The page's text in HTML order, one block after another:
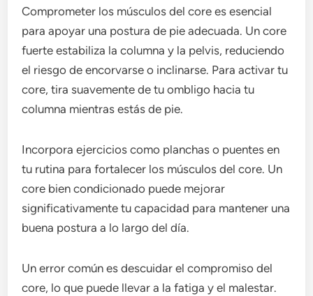
Comprometer los músculos del core es esencial
para apoyar una postura de pie adecuada. Un core
fuerte estabiliza la columna y la pelvis, reduciendo
el riesgo de encorvarse o inclinarse. Para activar tu
core, tira suavemente de tu ombligo hacia tu
columna mientras estás de pie.
Incorpora ejercicios como planchas o puentes en
tu rutina para fortalecer los músculos del core. Un
core bien condicionado puede mejorar
significativamente tu capacidad para mantener una
buena postura a lo largo del día.
Un error común es descuidar el compromiso del
core, lo que puede llevar a la fatiga y el malestar.